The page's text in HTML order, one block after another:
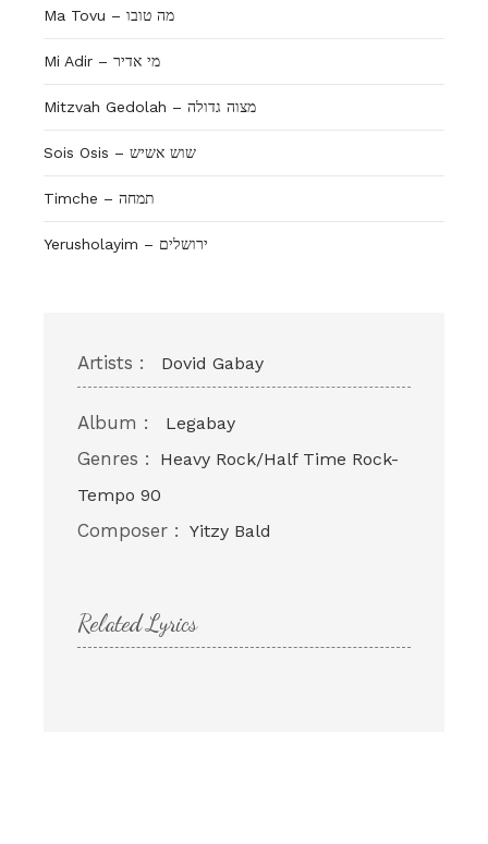
Ma Tovu – מה טובו
Mi Adir – מי אדיר
Mitzvah Gedolah – מצוה גדולה
Sois Osis – שוש אשיש
Timche – תמחה
Yerusholayim – ירושלים
Artists : Dovid Gabay
Album : Legabay
Genres :
Heavy Rock/Half Time Rock-
Tempo 90
Composer : Yitzy Bald
Related Lyrics